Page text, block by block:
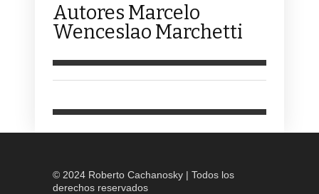
Autores Marcelo
Wenceslao Marchetti
© 2024 Roberto Cachanosky | Todos los
derechos reservados